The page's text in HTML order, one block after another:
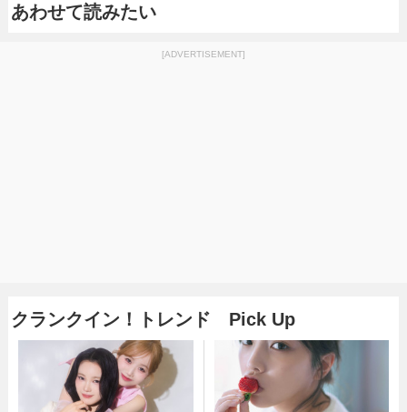
あわせて読みたい
[ADVERTISEMENT]
クランクイン！トレンド Pick Up